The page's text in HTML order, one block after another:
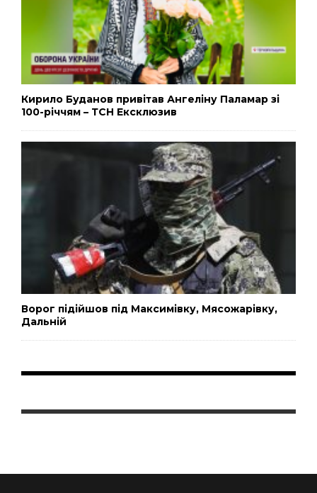
Кирило Буданов привітав Ангеліну Паламар зі
100-річчям – ТСН Ексклюзив
Ворог підійшов під Максимівку, Мясожарівку,
Дальній